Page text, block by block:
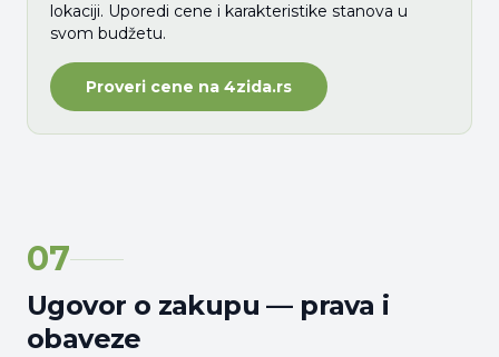
lokaciji. Uporedi cene i karakteristike stanova u
svom budžetu.
Proveri cene na 4zida.rs
07
Ugovor o zakupu — prava i
obaveze